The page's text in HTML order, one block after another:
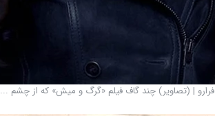
فرارو | (تصاویر) چند گاف فیلم «گرگ و میش» که از چشم ...